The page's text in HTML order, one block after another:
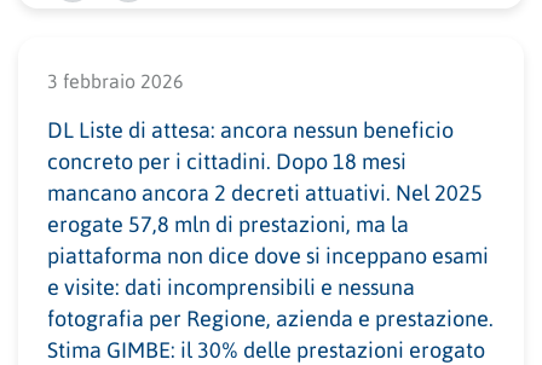
3 febbraio 2026
DL Liste di attesa: ancora nessun beneficio
concreto per i cittadini. Dopo 18 mesi
mancano ancora 2 decreti attuativi. Nel 2025
erogate 57,8 mln di prestazioni, ma la
piattaforma non dice dove si inceppano esami
e visite: dati incomprensibili e nessuna
fotografia per Regione, azienda e prestazione.
Stima GIMBE: il 30% delle prestazioni erogato